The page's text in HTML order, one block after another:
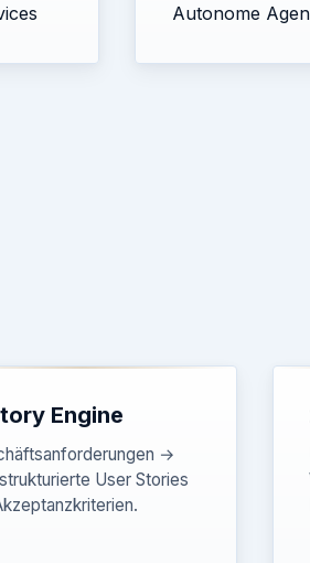
Autonome
Engine
→
User Stories